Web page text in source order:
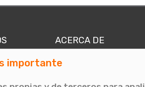
ACERCA DE
Quiénes somos
importante